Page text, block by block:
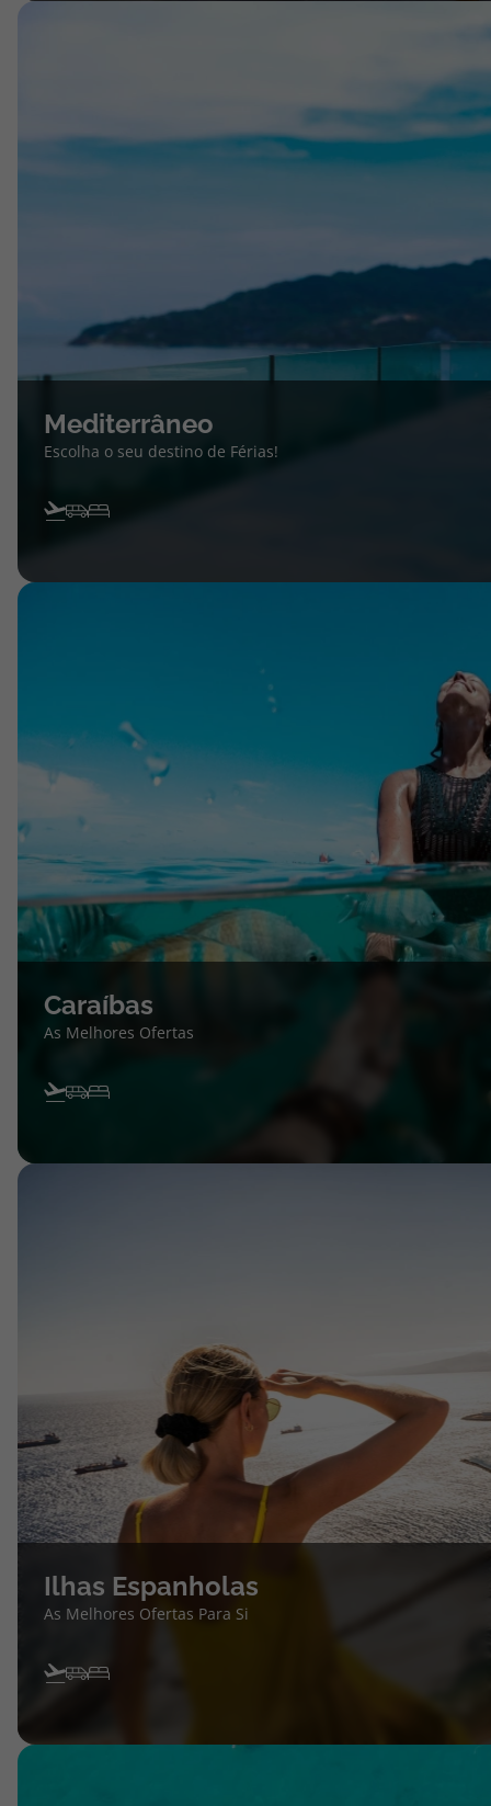
Mediterrâneo
Escolha o seu destino de Férias!
Caraíbas
As Melhores Ofertas
Ilhas Espanholas
As Melhores Ofertas Para Si